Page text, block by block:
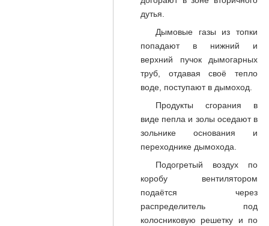
дутья.
Дымовые газы из топки
попадают в нижний и
верхний пучок дымогарных
труб, отдавая своё тепло
воде, поступают в дымоход.
Продукты сгорания в
виде пепла и золы оседают в
зольнике основания и
переходнике дымохода.
Подогретый воздух по
коробу вентилятором
подаётся через
распределитель под
колосниковую решетку и по